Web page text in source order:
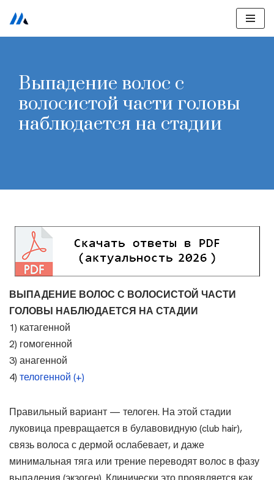
Перейти
Выпадение волос с
волосистой части головы
наблюдается на стадии
ВЫПАДЕНИЕ ВОЛОС С ВОЛОСИСТОЙ ЧАСТИ
ГОЛОВЫ НАБЛЮДАЕТСЯ НА СТАДИИ
1) катагенной
2) гомогенной
3) анагенной
4) телогенной (+)
Правильный вариант — телоген. На этой стадии
луковица превращается в булавовидную (club hair),
связь волоса с дермой ослабевает, и даже
минимальная тяга или трение переводят волос в фазу